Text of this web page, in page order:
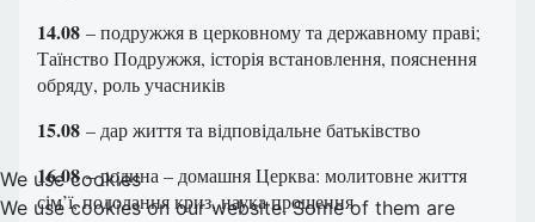
14.08 – подружжя в церковному та державному праві;
Таїнство Подружжя, історія встановлення, пояснення
обряду, роль учасників
15.08 – дар життя та відповідальне батьківство
16.08– родина – домашня Церква: молитовне життя
сім’ї, подолання криз, наука прощення
We use cookies
We use cookies on our website. Some of them are